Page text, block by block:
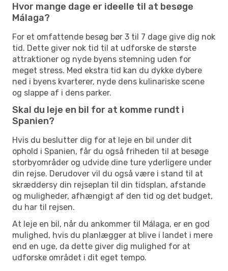
Hvor mange dage er ideelle til at besøge
Málaga?
For et omfattende besøg bør 3 til 7 dage give dig nok
tid. Dette giver nok tid til at udforske de største
attraktioner og nyde byens stemning uden for
meget stress. Med ekstra tid kan du dykke dybere
ned i byens kvarterer, nyde dens kulinariske scene
og slappe af i dens parker.
Skal du leje en bil for at komme rundt i
Spanien?
Hvis du beslutter dig for at leje en bil under dit
ophold i Spanien, får du også friheden til at besøge
storbyområder og udvide dine ture yderligere under
din rejse. Derudover vil du også være i stand til at
skræddersy din rejseplan til din tidsplan, afstande
og muligheder, afhængigt af den tid og det budget,
du har til rejsen.
At leje en bil, når du ankommer til Málaga, er en god
mulighed, hvis du planlægger at blive i landet i mere
end en uge, da dette giver dig mulighed for at
udforske området i dit eget tempo.